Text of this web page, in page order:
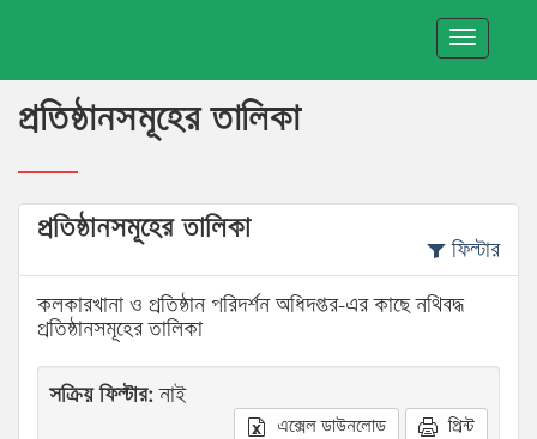
Toggle
প্রতিষ্ঠানসমূহের তালিকা
প্রতিষ্ঠানসমূহের তালিকা
ফিল্টার
কলকারখানা ও প্রতিষ্ঠান পরিদর্শন অধিদপ্তর-এর কাছে নথিবদ্ধ
প্রতিষ্ঠানসমূহের তালিকা
সক্রিয় ফিল্টার:নাই
এক্সেল ডাউনলোড প্রিন্ট